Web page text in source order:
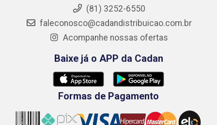
(81) 3252-6550
faleconosco@cadandistribuicao.com.br
Acompanhe nossas ofertas
Baixe já o APP da Cadan
Formas de Pagamento